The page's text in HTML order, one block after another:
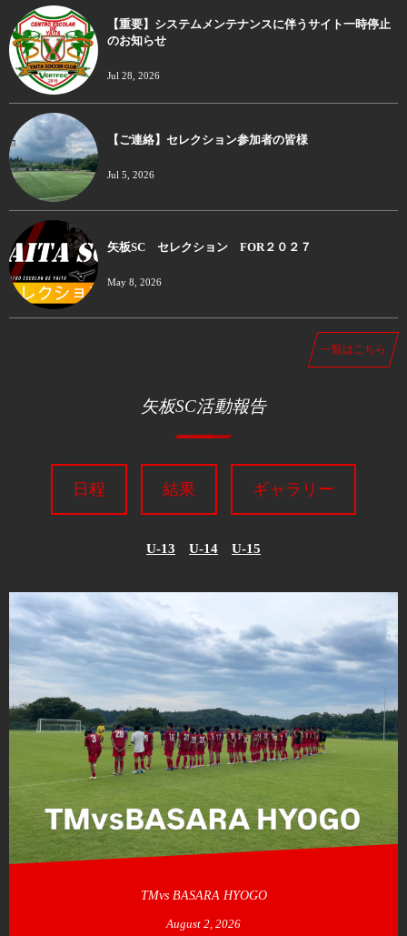
【重要】システムメンテナンスに伴うサイト一時停止
のお知らせ
Jul 28, 2026
【ご連絡】セレクション参加者の皆様
Jul 5, 2026
矢板SC セレクション FOR２０２７
May 8, 2026
一覧はこちら
矢板SC活動報告
日程 結果 ギャラリー
U-13 U-14 U-15
TMvs BASARA HYOGO
August 2 2026